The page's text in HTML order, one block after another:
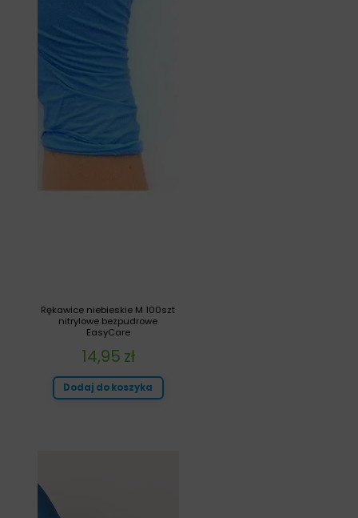
Rękawice niebieskie M 100szt
nitrylowe bezpudrowe
EasyCare
14,95 zł
Dodaj do koszyka